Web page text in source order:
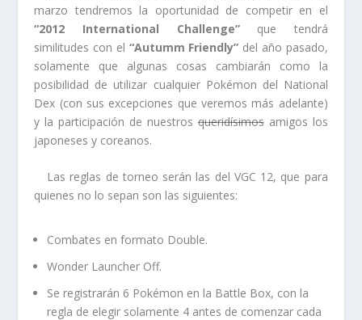
marzo tendremos la oportunidad de competir en el
“2012 International Challenge”que tendrá
similitudes con el “Autumm Friendly” del año pasado,
solamente que algunas cosas cambiarán como la
posibilidad de utilizar cualquier Pokémon del National
Dex (con sus excepciones que veremos más adelante)
y la participación de nuestros queridísimosamigos los
japoneses y coreanos.
Las reglas de torneo serán las del VGC 12, que para
quienes no lo sepan son las siguientes:
Combates en formato Double.
Wonder Launcher Off.
Se registrarán 6 Pokémon en la Battle Box, con la
regla de elegir solamente 4 antes de comenzar cada